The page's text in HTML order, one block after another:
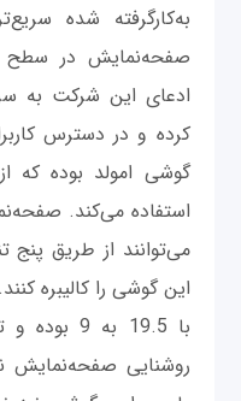
به‌کارگرفته شده
صفحه‌نمایش در سطح
ادعای این شرکت به
کرده و در دسترس
گوشی امولد بوده که
می‌توانند از طریق
این گوشی را کالیبره